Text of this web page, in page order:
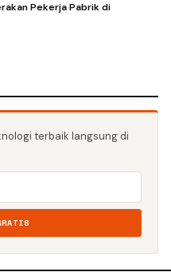
Pekerja Pabrik di
terbaik langsung di